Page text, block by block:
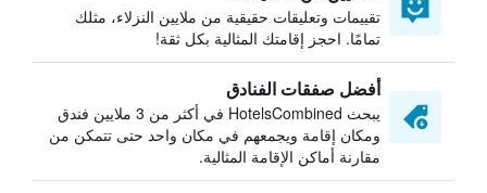
تقييمات وتعليقات حقيقية من ملايين النزلاء، مثلك
تمامًا. احجز إقامتك المثالية بكل ثقة!
أفضل صفقات الفنادق
يبحث HotelsCombined في أكثر من 3 ملايين فندق
ومكان إقامة ويجمعهم في مكان واحد حتى تتمكن من
مقارنة أماكن الإقامة المثالية.